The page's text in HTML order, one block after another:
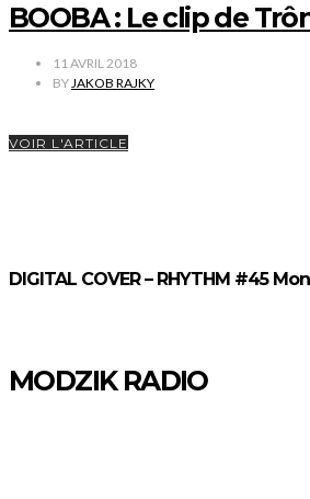
BOOBA : Le clip de
11 AVRIL 2018
BY JAKOB RAJKY
VOIR L'ARTICLE
DIGITAL COVER – RHYTHM #45
MODZIK RADIO